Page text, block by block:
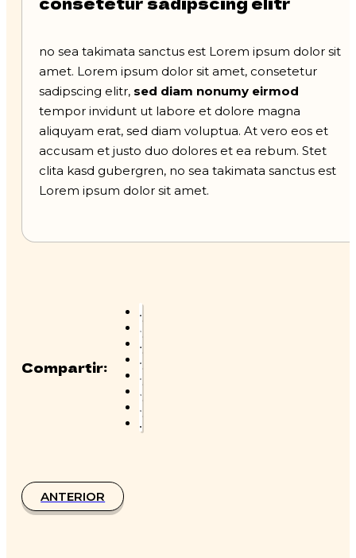
no sea takimata sanctus est Lorem ipsum dolor sit
amet. Lorem ipsum dolor sit amet, consetetur
sadipscing elitr, sed diam nonumy eirmod
tempor invidunt ut labore et dolore magna
aliquyam erat, sed diam voluptua. At vero eos et
accusam et justo duo dolores et ea rebum. Stet
clita kasd gubergren, no sea takimata sanctus est
Lorem ipsum dolor sit amet.
Compartir:
ANTERIOR